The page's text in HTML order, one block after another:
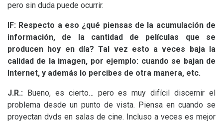
pero sin duda puede ocurrir.
lF: Respecto a eso ¿qué piensas de la acumulación de
información, de la cantidad de películas que se
producen hoy en día? Tal vez esto a veces baja la
calidad de la imagen, por ejemplo: cuando se bajan de
Internet, y además lo percibes de otra manera, etc.
J.R.: Bueno, es cierto… pero es muy difícil discernir el
problema desde un punto de vista. Piensa en cuando se
proyectan dvds en salas de cine. Incluso a veces es mejor